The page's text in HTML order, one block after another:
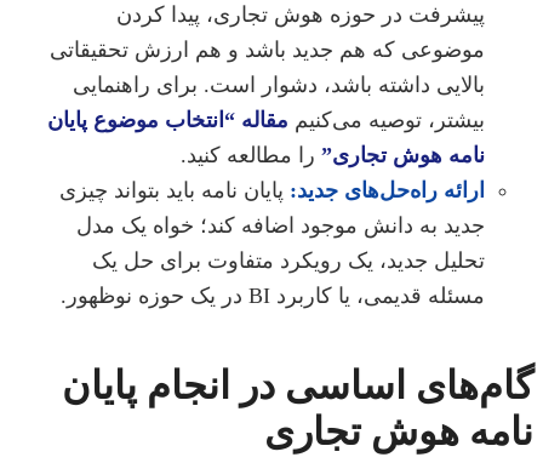
پیشرفت در حوزه هوش تجاری، پیدا کردن
موضوعی که هم جدید باشد و هم ارزش تحقیقاتی
بالایی داشته باشد، دشوار است. برای راهنمایی
بیشتر، توصیه می‌کنیممقاله “انتخاب موضوع پایان
نامه هوش تجاری”را مطالعه کنید.
ارائه راه‌حل‌های جدید:پایان نامه باید بتواند چیزی
جدید به دانش موجود اضافه کند؛ خواه یک مدل
تحلیل جدید، یک رویکرد متفاوت برای حل یک
مسئله قدیمی، یا کاربرد BI در یک حوزه نوظهور.
اساسی در انجام پایان
هوش تجاری